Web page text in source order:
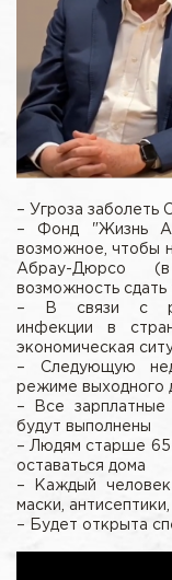
– Угроза заболеть
– Фонд "Жизнь
возможное, чтобы
Абрау-Дюрсо
возможность сдать
– В связи с
инфекции в
экономическая
– Следующую
режиме выходного
– Все зарплатные
будут выполнены
– Людям старше
оставаться дома
– Каждый
маски,
– Будет открыта